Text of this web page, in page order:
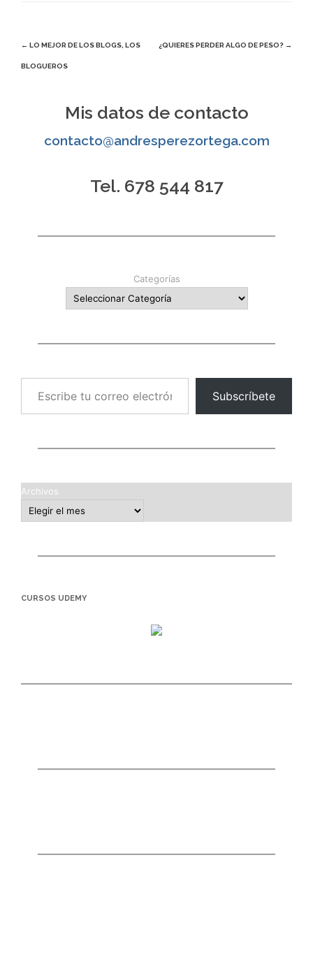
Navegación
de
← LO MEJOR DE LOS BLOGS, LOS
BLOGUEROS
¿QUIERES PERDER ALGO DE PESO? →
Mis datos de contacto
contacto@andresperezortega.com
Tel. 678 544 817
Categorías
Escribe tu correo electrónico…
Subscríbete
Archivos
CURSOS UDEMY